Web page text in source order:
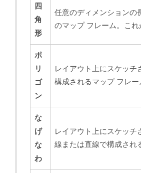
四
角
形
任意のディメンションの
のマップ フレーム。これ
ポ
リ
ゴ
ン
レイアウト上にスケッチ
構成されるマップ フレー
な
げ
な
わ
レイアウト上にスケッチ
線または直線で構成され